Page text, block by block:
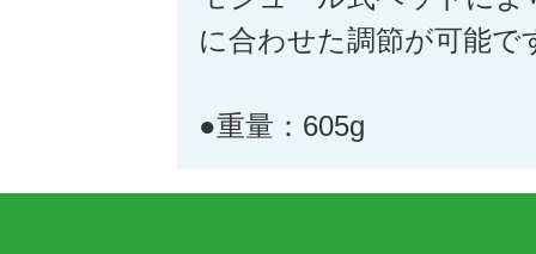
に合わせた調節が可能で
●重量：605g